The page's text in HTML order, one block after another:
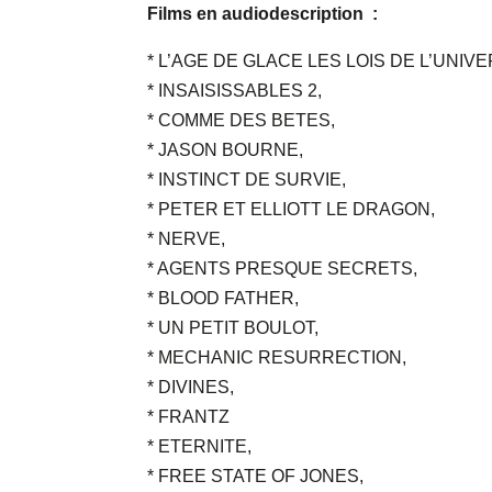
Films en audiodescription :
* L’AGE DE GLACE LES LOIS DE
* INSAISISSABLES 2,
* COMME DES BETES,
* JASON BOURNE,
* INSTINCT DE SURVIE,
* PETER ET ELLIOTT LE DRAGON,
* NERVE,
* AGENTS PRESQUE SECRETS,
* BLOOD FATHER,
* UN PETIT BOULOT,
* MECHANIC RESURRECTION,
* DIVINES,
* FRANTZ
* ETERNITE,
* FREE STATE OF JONES,